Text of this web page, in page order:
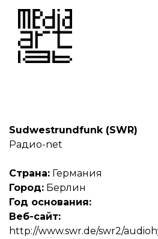
Sudwestrundfunk (SWR)
Радио-net
Страна: Германия
Город: Берлин
Год основания:
Веб-сайт:
http://www.swr.de/swr2/